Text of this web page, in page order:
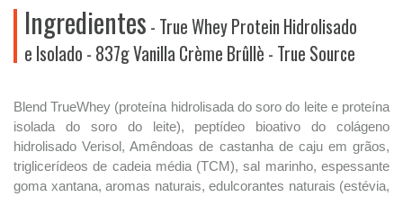
Ingredientes - True Whey Protein Hidrolisado
e Isolado - 837g Vanilla Crème Brûllè - True Source
Blend TrueWhey (proteína hidrolisada do soro do leite e proteína
isolada do soro do leite), peptídeo bioativo do colágeno
hidrolisado Verisol, Amêndoas de castanha de caju em grãos,
triglicerídeos de cadeia média (TCM), sal marinho, espessante
goma xantana, aromas naturais, edulcorantes naturais (estévia,